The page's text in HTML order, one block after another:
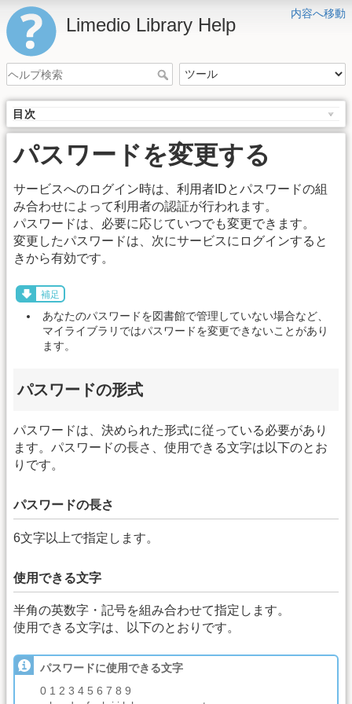
内容へ移動
Limedio Library Help
目次
パスワードを変更する
サービスへのログイン時は、利用者IDとパスワードの組
み合わせによって利用者の認証が行われます。
パスワードは、必要に応じていつでも変更できます。
変更したパスワードは、次にサービスにログインすると
きから有効です。
補足
あなたのパスワードを図書館で管理していない場合など、
マイライブラリではパスワードを変更できないことがあり
ます。
パスワードの形式
パスワードは、決められた形式に従っている必要があり
ます。パスワードの長さ、使用できる文字は以下のとお
りです。
パスワードの長さ
6文字以上で指定します。
使用できる文字
半角の英数字・記号を組み合わせて指定します。
使用できる文字は、以下のとおりです。
パスワードに使用できる文字
0 1 2 3 4 5 6 7 8 9